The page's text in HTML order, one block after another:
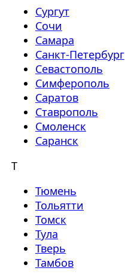
Сургут
Сочи
Самара
Санкт-Петербург
Севастополь
Симферополь
Саратов
Ставрополь
Смоленск
Саранск
Т
Тюмень
Тольятти
Томск
Тула
Тверь
Тамбов